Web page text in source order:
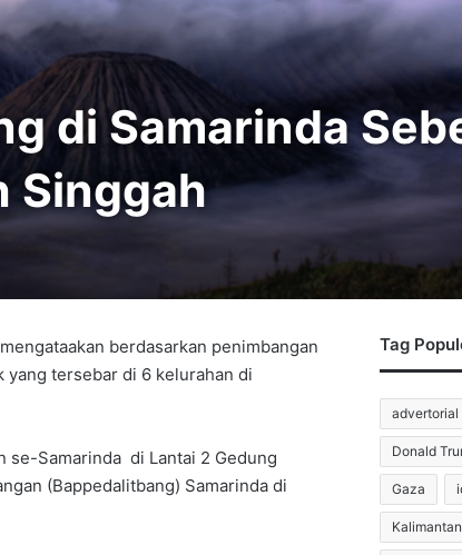
di Samarinda
Singgah
berdasarkan penimbangan
yang tersebar di 6 kelurahan di
se-Samarinda di Lantai 2 Gedung
(Bappedalitbang) Samarinda di
Tag
advertorial
Donald
Gaza